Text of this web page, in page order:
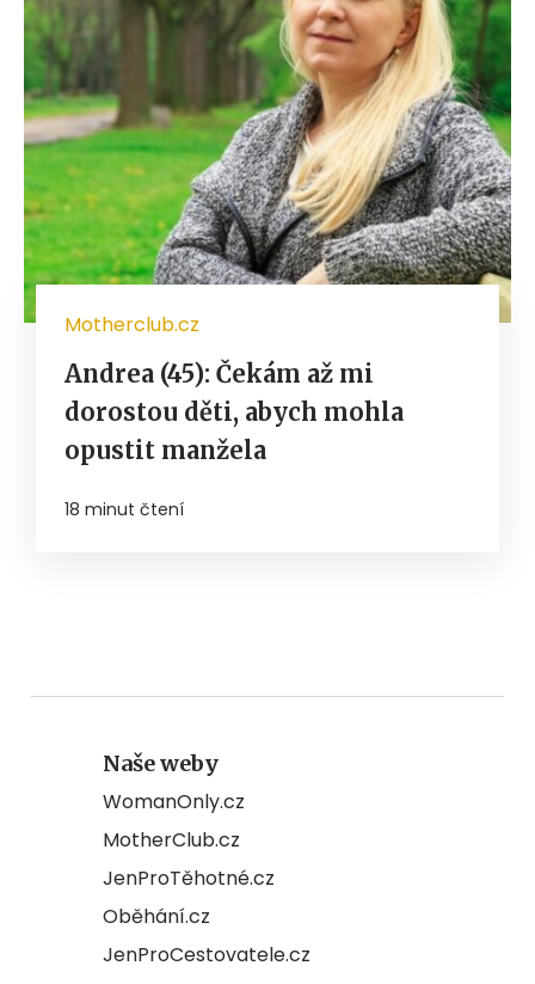
Motherclub.cz
Andrea (45): Čekám až mi
dorostou děti, abych mohla
opustit manžela
18 minut čtení
Naše weby
WomanOnly.cz
MotherClub.cz
JenProTěhotné.cz
Oběhání.cz
JenProCestovatele.cz